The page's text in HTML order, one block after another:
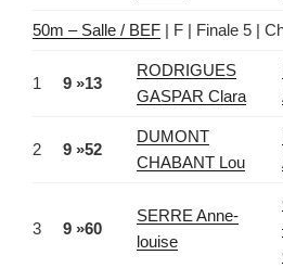
50m – Salle / BEF | F | Finale 5 |
1 9 »13
RODRIGUES
GASPAR Clara
2 9 »52
DUMONT
CHABANT Lou
3 9 »60
SERRE Anne-
louise